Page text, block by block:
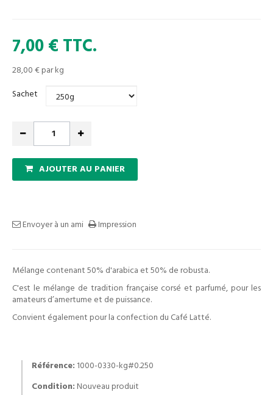
7,00 € TTC.
28,00 €par kg
Sachet
AJOUTER AU PANIER
Envoyer à un ami Impression
Mélange contenant 50% d'arabica et 50% de robusta.
C'est le mélange de tradition française corsé et parfumé, pour les
amateurs d’amertume et de puissance.
Convient également pour la confection du Café Latté.
Référence: 1000-0330-kg#0.250
Condition:Nouveau produit